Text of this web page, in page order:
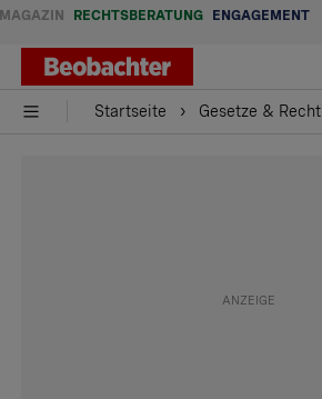
MAGAZIN RECHTSBERATUNG ENGAGEMENT
Startseite Gesetze & Recht